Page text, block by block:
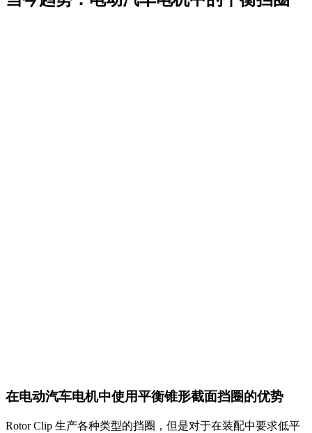
在电动汽车电机中使用平衡锥形截面挡圈的优势
Rotor Clip 生产各种类型的挡圈，但是对于在装配中要求低平